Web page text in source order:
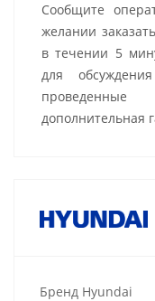
Сообщите
желании
в течении 5
для
проведенные
дополнительная
Бренд Hyundai